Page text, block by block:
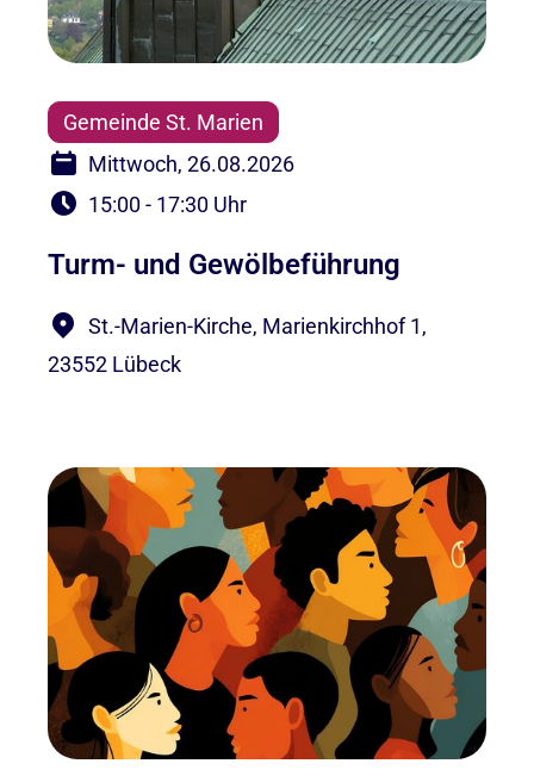
Gemeinde St. Marien
Mittwoch, 26.08.2026
15:00 - 17:30 Uhr
Turm- und Gewölbeführung
St.-Marien-Kirche, Marienkirchhof 1,
23552 Lübeck